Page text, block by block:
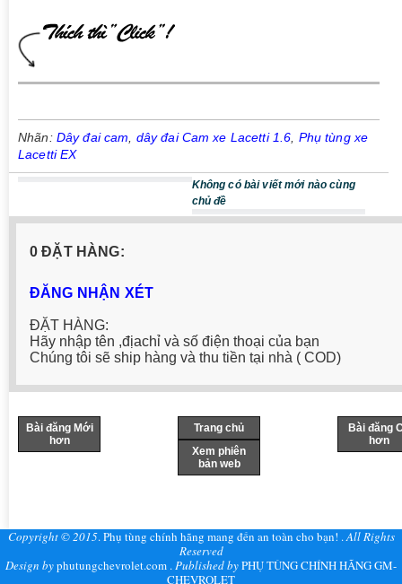
Nhãn: Dây đai cam dây đai Cam xe Lacetti 1.6 Phụ tùng xe
Lacetti EX
Không có bài viết mới nào cùng
chủ đề
0 ĐẶT HÀNG:
ĐĂNG NHẬN XÉT
ĐẶT HÀNG:
Hãy nhập tên ,địachỉ và số điện thoại của bạn
Chúng tôi sẽ ship hàng và thu tiền tại nhà ( COD)
Bài đăng Mới
hơn
Bài đăng
hơn
Trang chủ
Xem phiên
bản web
Copyright © 2015.Phụ tùng chính hãng mang đến an toàn cho bạn! .All Rights
Reserved
Design byphutungchevrolet.com .Published byPHỤ TÙNG CHÍNH HÃNG GM-
CHEVROLET